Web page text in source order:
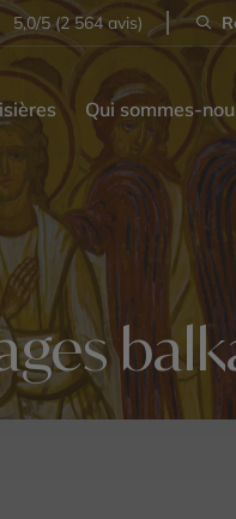
5,0/5 (2 564 avis)
Qui sommes-